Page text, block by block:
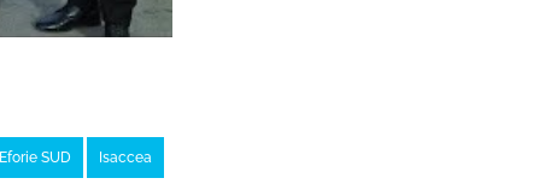
Eforie SUD Isaccea